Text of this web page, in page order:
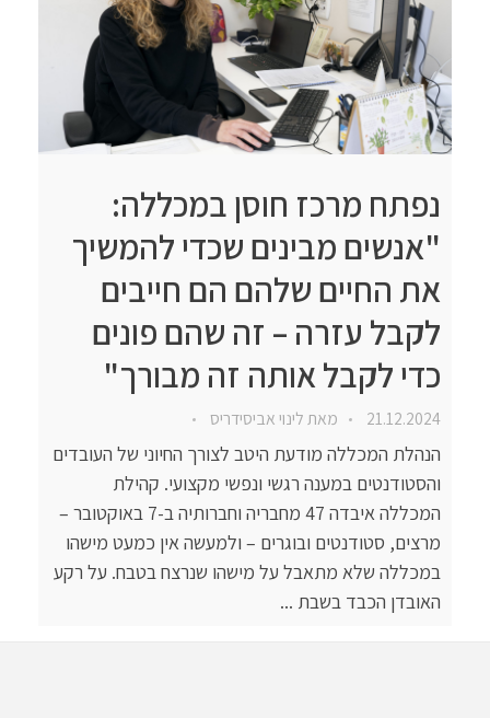
נפתח מרכז חוסן במכללה:
"אנשים מבינים שכדי להמשיך
את החיים שלהם הם חייבים
לקבל עזרה – זה שהם פונים
כדי לקבל אותה זה מבורך"
21.12.2024 מאתלינוי אביסידריס
הנהלת המכללה מודעת היטב לצורך החיוני של העובדים
והסטודנטים במענה רגשי ונפשי מקצועי. קהילת
המכללה איבדה 47 מחבריה וחברותיה ב-7 באוקטובר –
מרצים, סטודנטים ובוגרים – ולמעשה אין כמעט מישהו
במכללה שלא מתאבל על מישהו שנרצח בטבח. על רקע
האובדן הכבד בשבת ...